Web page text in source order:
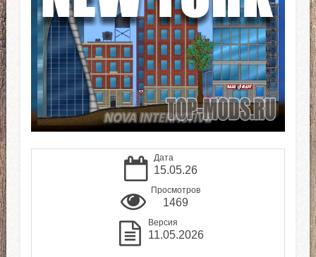
Дата
15.05.26
Просмотров
1469
Версия
11.05.2026